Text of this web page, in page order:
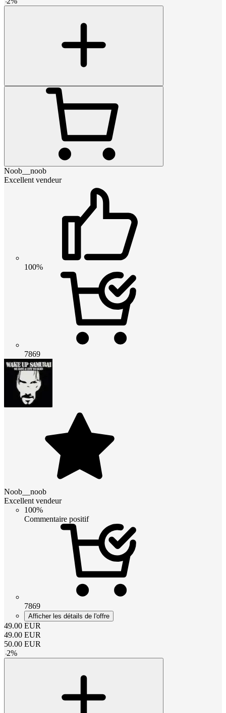
Noob__noob
Excellent vendeur
100%
7869
Noob__noob
Excellent vendeur
100%
Commentaire positif
7869
Afficher les détails de l'offre
49.00 EUR
49.00 EUR
50.00 EUR
-2%